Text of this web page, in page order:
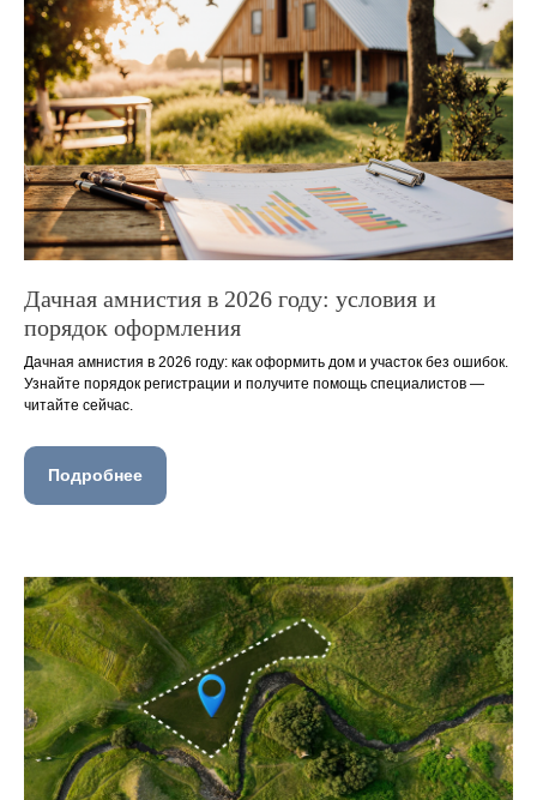
Дачная амнистия в 2026 году: условия и
порядок оформления
Дачная амнистия в 2026 году: как оформить дом и участок без ошибок.
Узнайте порядок регистрации и получите помощь специалистов —
читайте сейчас.
Подробнее